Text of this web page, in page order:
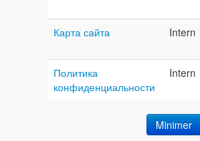
Карта сайта Intern
Политика
конфиденциальности
Intern
Minimer